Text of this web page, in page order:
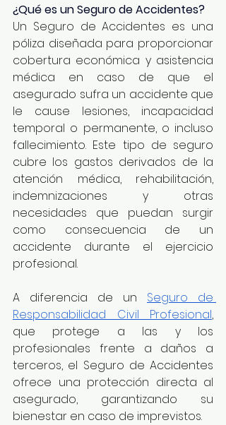
¿Qué es un Seguro de Accidentes?
Un Seguro de Accidentes es una
póliza diseñada para proporcionar
cobertura económica y asistencia
médica en caso de que el
asegurado sufra un accidente que
le cause lesiones, incapacidad
temporal o permanente, o incluso
fallecimiento. Este tipo de seguro
cubre los gastos derivados de la
atención médica, rehabilitación,
indemnizaciones y otras
necesidades que puedan surgir
como consecuencia de un
accidente durante el ejercicio
profesional.
A diferencia de un Seguro de
Responsabilidad Civil Profesional,
que protege a las y los
profesionales frente a daños a
terceros, el Seguro de Accidentes
ofrece una protección directa al
asegurado, garantizando su
bienestar en caso de imprevistos.